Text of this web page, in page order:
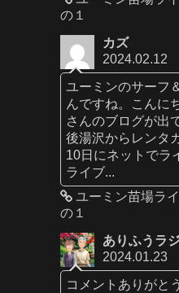
の１
カズ
2024.02.12
ユーミンのサーフ
んですね。こんに
さんのブログが出
後湯沢からレンタ
10日にネットでラ
ライブ...
ユーミン苗場ラ
の１
ありふうラ
2024.01.23
コメントありがと